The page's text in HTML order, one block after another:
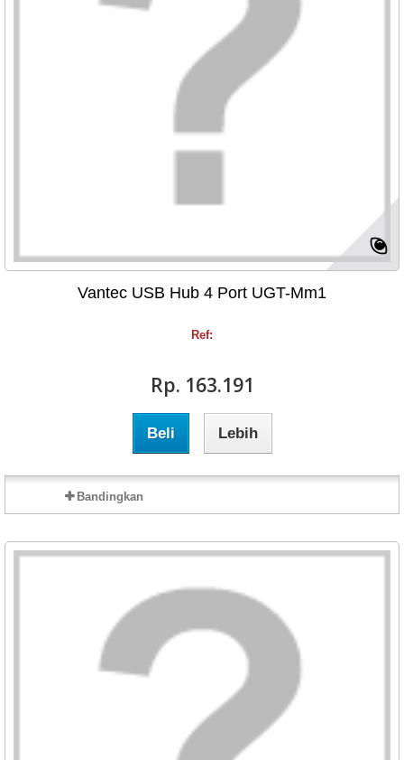
Vantec USB Hub 4 Port UGT-Mm1
Ref:
Rp‎. 163.191
Beli Lebih
Bandingkan